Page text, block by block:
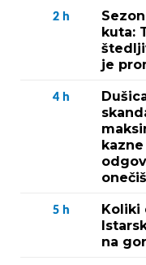
2 h
kuta:
je
4 h
5 h
Koliki
na